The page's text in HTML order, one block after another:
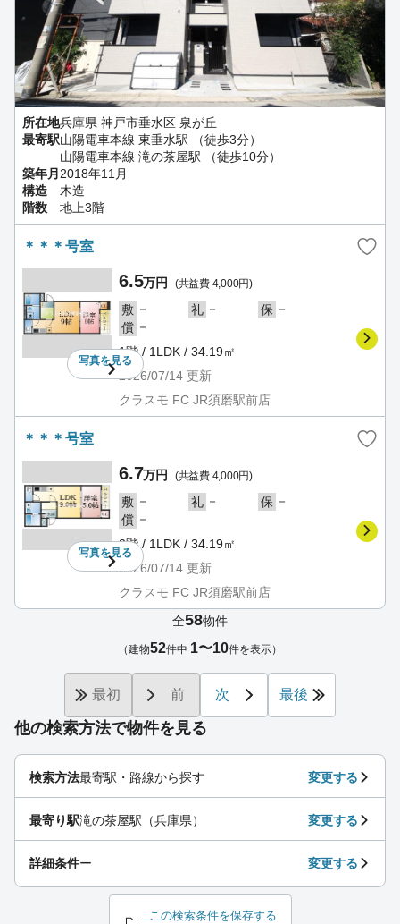
所在地兵庫県 神戸市垂水区 泉が丘
最寄駅山陽電車本線 東垂水駅 （徒歩3分）
山陽電車本線 滝の茶屋駅 （徒歩10分）
築年月 2018年11月
構造
木造
階数
地上3階
＊＊＊号室
写真を見る
6.5万円 (共益費 4,000円)
敷 － 礼 － 保 －
償 －
1階 / 1LDK / 34.19㎡
2026/07/14 更新
クラスモ FC JR須磨駅前店
＊＊＊号室
写真を見る
6.7万円 (共益費 4,000円)
敷 － 礼 － 保 －
償 －
3階 / 1LDK / 34.19㎡
2026/07/14 更新
クラスモ FC JR須磨駅前店
他の検索方法で物件を見る
検索方法最寄駅・路線から探す 変更する
最寄り駅滝の茶屋駅（兵庫県） 変更する
詳細条件ー 変更する
この検索条件を保存する
全58物件
（建物52件中 1〜10件を表示）
最初 前 次 最後